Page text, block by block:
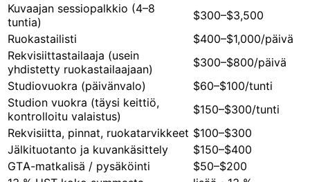
Kuvaajan sessiopalkkio (4–8
tuntia)
$300–$3,500
Ruokastailisti
$400–$1,000/päivä
Rekvisiittastailaaja (usein
yhdistetty ruokastailaajaan)
$300–$800/päivä
Studiovuokra (päivänvalo)
$60–$100/tunti
Studion vuokra (täysi keittiö,
kontrolloitu valaistus)
$150–$300/tunti
Rekvisiitta, pinnat, ruokatarvikkeet $100–$300
Jälkituotanto ja kuvankäsittely
$150–$400
GTA-matkalisä / pysäköinti
$50–$200